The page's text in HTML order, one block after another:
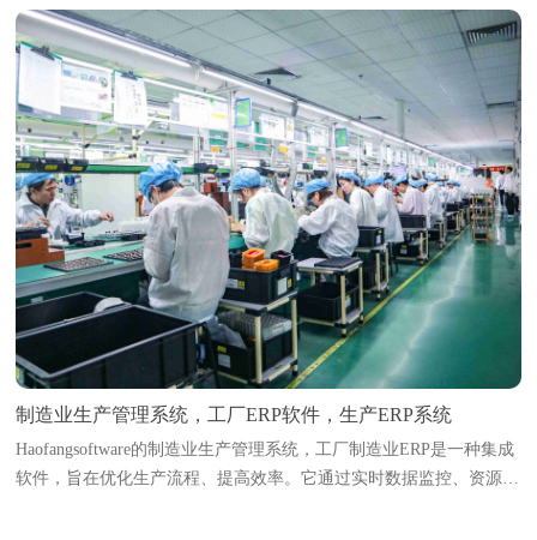
中的关键注意事项，帮助海外...
制造业生产管理系统，工厂ERP软件，生产ERP系统
Haofangsoftware的制造业生产管理系统，工厂制造业ERP是一种集成
软件，旨在优化生产流程、提高效率。它通过实时数据监控、资源调